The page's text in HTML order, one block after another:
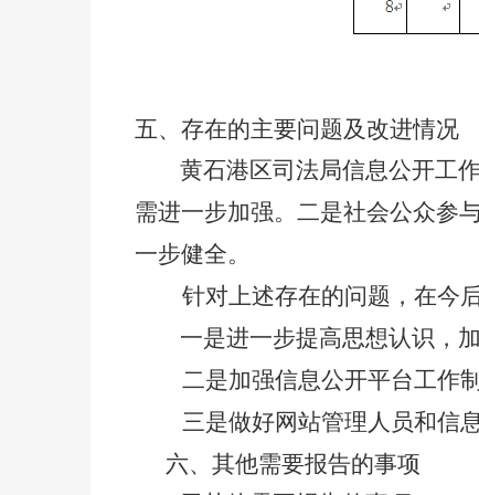
五、存在的主要问题及改进情况
黄石港区司法局信息公开工
需进一步加强。二是社会公众参
一步健全。
针对上述存在的问题，在今
一是进一步提高思想认识，
二是加强信息公开平台工作
三是做好网站管理人员和信
六、其他需要报告的事项